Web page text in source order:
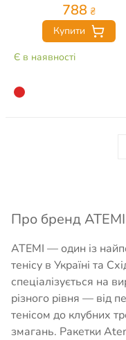
788 ₴
Купити
Є в наявності
Про бренд ATEMI
ATEMI — один із
тенісу в Україні та
спеціалізується на
різного рівня — від
тенісом до клубних
змагань. Ракетки